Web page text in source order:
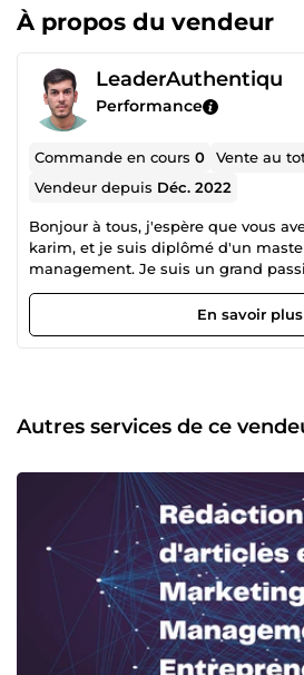
À propos du vendeur
LeaderAuthentiqu
Performance
Commande en cours0 Vente au
Vendeur depuis Déc. 2022
Bonjour à tous, j'espère que vous
karim, et je suis diplômé d'un master 2 en
management. Je suis un grand
du management efficace et
l’entreprise et de son capital
ma profession, j’aide les porteurs
savoirs et expériences en marketing
but est de transformer un simple
d’autres termes, l’écoulement de
suis spécialisé dans :  Trafic
instagram  Social media
commerciale professionnelle 
Donc si vous rencontrez un
cités ci-dessous, contactez moi en
pour moi de vous aider à fructifier
En savoir plus
Autres services de ce